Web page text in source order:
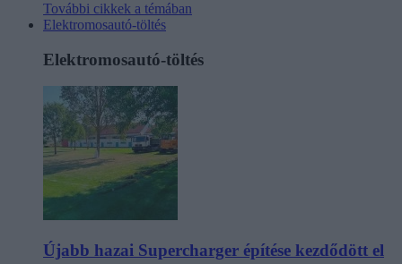
További cikkek a témában
Elektromosautó-töltés
Elektromosautó-töltés
Újabb hazai Supercharger építése kezdődött el